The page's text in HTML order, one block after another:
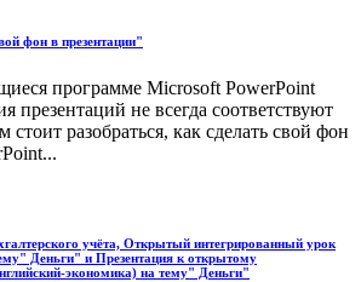
фон в презентации"
программе Microsoft PowerPoint
презентаций не всегда соответствуют
стоит разобраться, как сделать свой фон
учёта, Открытый интегрированный урок
Деньги" и Презентация к открытому
экономика) на тему" Деньги"